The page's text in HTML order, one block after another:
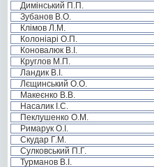
Димінський П.П.
Зубанов В.О.
Клімов Л.М.
Колоніарі О.П.
Коновалюк В.І.
Круглов М.П.
Ландик В.І.
Лєщинський О.О.
Макеєнко В.В.
Насалик І.С.
Пеклушенко О.М.
Римарук О.І.
Скудар Г.М.
Сулковський П.Г.
Турманов В.І.